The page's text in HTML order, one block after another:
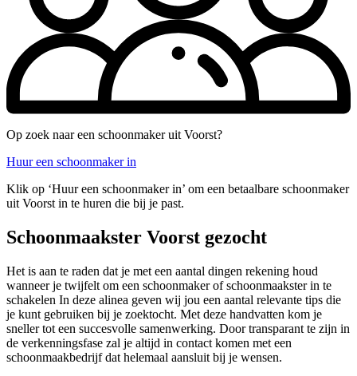
Op zoek naar een schoonmaker uit Voorst?
Huur een schoonmaker in
Klik op ‘Huur een schoonmaker in’ om een betaalbare schoonmaker
uit Voorst in te huren die bij je past.
Schoonmaakster Voorst gezocht
Het is aan te raden dat je met een aantal dingen rekening houd
wanneer je twijfelt om een schoonmaker of schoonmaakster in te
schakelen In deze alinea geven wij jou een aantal relevante tips die
je kunt gebruiken bij je zoektocht. Met deze handvatten kom je
sneller tot een succesvolle samenwerking. Door transparant te zijn in
de verkenningsfase zal je altijd in contact komen met een
schoonmaakbedrijf dat helemaal aansluit bij je wensen.